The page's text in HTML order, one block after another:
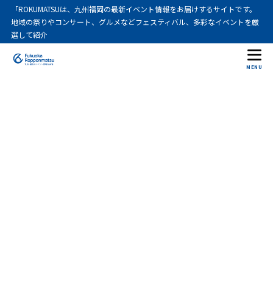
「ROKUMATSUは、九州福岡の最新イベント情報をお届けするサイトです。
地域の祭りやコンサート、グルメなどフェスティバル、多彩なイベントを厳
選して紹介
MENU